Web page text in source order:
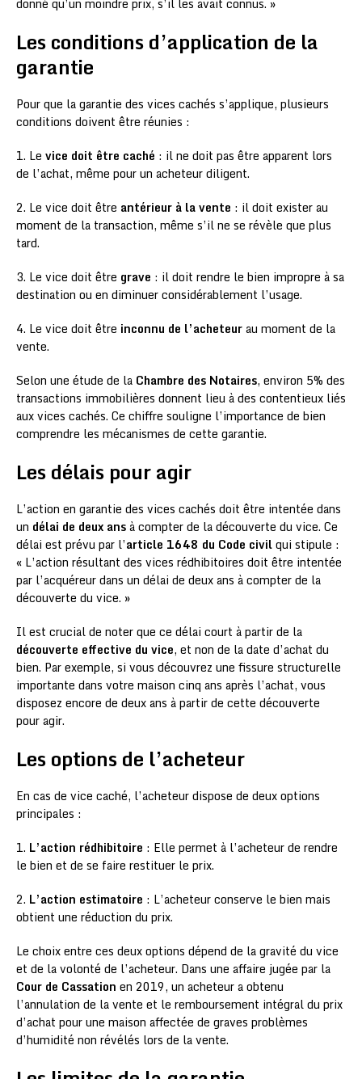
donné qu’un moindre prix, s’il les avait connus. »
Les conditions d’application de la
garantie
Pour que la garantie des vices cachés s’applique, plusieurs
conditions doivent être réunies :
1. Le vice doit être caché : il ne doit pas être apparent lors
de l’achat, même pour un acheteur diligent.
2. Le vice doit être antérieur à la vente : il doit exister au
moment de la transaction, même s’il ne se révèle que plus
tard.
3. Le vice doit être grave : il doit rendre le bien impropre à sa
destination ou en diminuer considérablement l’usage.
4. Le vice doit être inconnu de l’acheteurau moment de la
vente.
Selon une étude de la Chambre des Notaires, environ 5% des
transactions immobilières donnent lieu à des contentieux liés
aux vices cachés. Ce chiffre souligne l’importance de bien
comprendre les mécanismes de cette garantie.
Les délais pour agir
L’action en garantie des vices cachés doit être intentée dans
un délai de deux ansà compter de la découverte du vice. Ce
délai est prévu par l’article 1648 du Code civilqui stipule :
« L’action résultant des vices rédhibitoires doit être intentée
par l’acquéreur dans un délai de deux ans à compter de la
découverte du vice. »
Il est crucial de noter que ce délai court à partir de la
découverte effective du vice, et non de la date d’achat du
bien. Par exemple, si vous découvrez une fissure structurelle
importante dans votre maison cinq ans après l’achat, vous
disposez encore de deux ans à partir de cette découverte
pour agir.
Les options de l’acheteur
En cas de vice caché, l’acheteur dispose de deux options
principales :
1. L’action rédhibitoire : Elle permet à l’acheteur de rendre
le bien et de se faire restituer le prix.
2. L’action estimatoire : L’acheteur conserve le bien mais
obtient une réduction du prix.
Le choix entre ces deux options dépend de la gravité du vice
et de la volonté de l’acheteur. Dans une affaire jugée par la
Cour de Cassation en 2019, un acheteur a obtenu
l’annulation de la vente et le remboursement intégral du prix
d’achat pour une maison affectée de graves problèmes
d’humidité non révélés lors de la vente.